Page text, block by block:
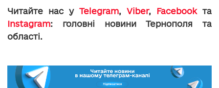
Читайте нас у Telegram, Viber, Facebookта
Instagram: головні новини Тернополя та
області.